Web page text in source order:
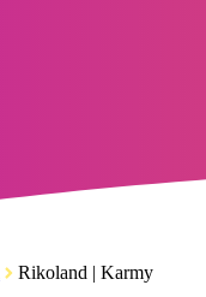
Rikoland | Karmy